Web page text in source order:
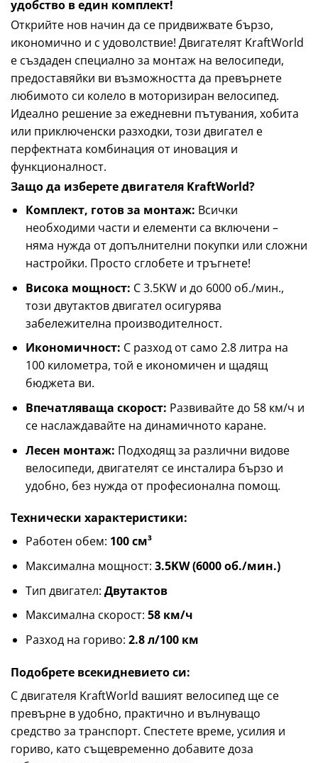
удобство в един комплект!
Открийте нов начин да се придвижвате бързо,
икономично и с удоволствие! Двигателят KraftWorld
е създаден специално за монтаж на велосипеди,
предоставяйки ви възможността да превърнете
любимото си колело в моторизиран велосипед.
Идеално решение за ежедневни пътувания, хобита
или приключенски разходки, този двигател е
перфектната комбинация от иновация и
функционалност.
Защо да изберете двигателя KraftWorld?
Комплект, готов за монтаж: Всички
необходими части и елементи са включени –
няма нужда от допълнителни покупки или сложни
настройки. Просто сглобете и тръгнете!
Висока мощност: С 3.5KW и до 6000 об./мин.,
този двутактов двигател осигурява
забележителна производителност.
Икономичност: С разход от само 2.8 литра на
100 километра, той е икономичен и щадящ
бюджета ви.
Впечатляваща скорост: Развивайте до 58 км/ч и
се наслаждавайте на динамичното каране.
Лесен монтаж: Подходящ за различни видове
велосипеди, двигателят се инсталира бързо и
удобно, без нужда от професионална помощ.
Технически характеристики:
Работен обем: 100 см³
Максимална мощност: 3.5KW (6000 об./мин.)
Тип двигател: Двутактов
Максимална скорост: 58 км/ч
Разход на гориво: 2.8 л/100 км
Подобрете всекидневието си:
С двигателя KraftWorld вашият велосипед ще се
превърне в удобно, практично и вълнуващо
средство за транспорт. Спестете време, усилия и
гориво, като същевременно добавите доза